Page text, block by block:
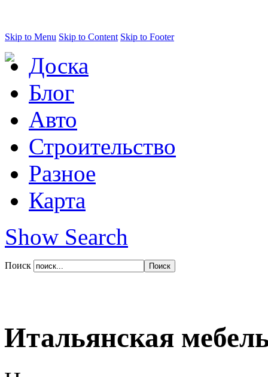
Skip to Menu Skip to Content Skip to Footer
Доска
Блог
Авто
Строительство
Разное
Карта
Show Search
Поиск
Итальянская